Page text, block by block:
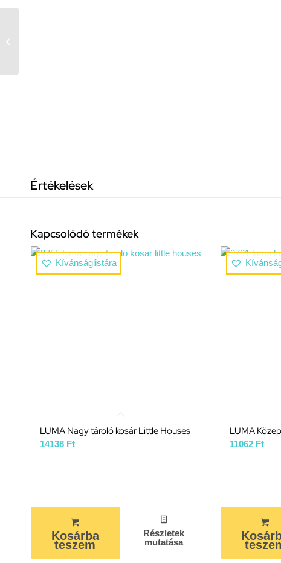
Értékelések
Kapcsolódó termékek
Kívánságlistára
LUMA Nagy tároló kosár Little Houses
14138 Ft
Kosárba
teszem
Részletek
mutatása
LUMA
11062 Ft